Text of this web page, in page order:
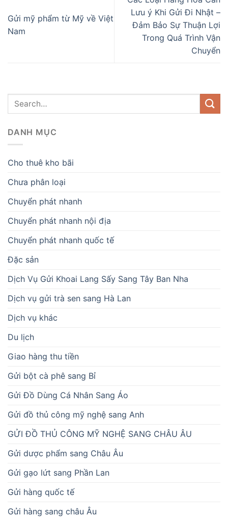
Gửi mỹ phẩm từ Mỹ về Việt
Nam
Lưu ý Khi Gửi Đi Nhật –
Đảm Bảo Sự Thuận Lợi
Trong Quá Trình Vận
Chuyển
DANH MỤC
Cho thuê kho bãi
Chưa phân loại
Chuyển phát nhanh
Chuyển phát nhanh nội địa
Chuyển phát nhanh quốc tế
Đặc sản
Dịch Vụ Gửi Khoai Lang Sấy Sang Tây Ban Nha
Dịch vụ gửi trà sen sang Hà Lan
Dịch vụ khác
Du lịch
Giao hàng thu tiền
Gửi bột cà phê sang Bỉ
Gửi Đồ Dùng Cá Nhân Sang Áo
Gửi đồ thủ công mỹ nghệ sang Anh
GỬI ĐỒ THỦ CÔNG MỸ NGHỆ SANG CHÂU ÂU
Gửi dược phẩm sang Châu Âu
Gửi gạo lứt sang Phần Lan
Gửi hàng quốc tế
Gửi hàng sang châu Âu